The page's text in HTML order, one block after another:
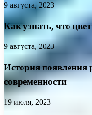
9 августа, 2023
Как узнать, что
9 августа, 2023
История появления
современности
19 июля, 2023